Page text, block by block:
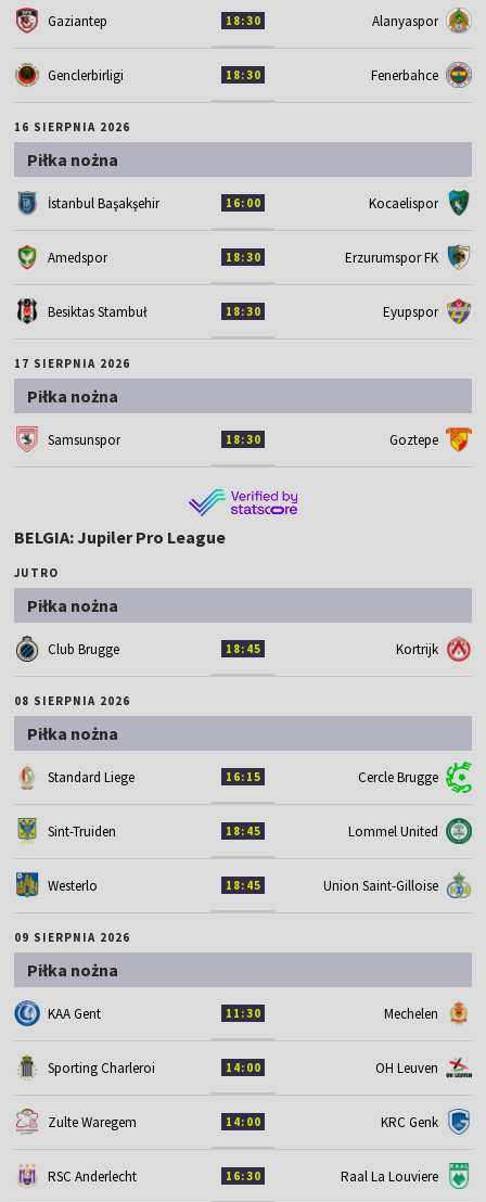
Gaziantep 18:30 Alanyaspor
Genclerbirligi 18:30 Fenerbahce
16 SIERPNIA 2026
Piłka nożna
İstanbul Başakşehir 16:00 Kocaelispor
Amedspor 18:30 Erzurumspor FK
Besiktas Stambuł 18:30 Eyupspor
17 SIERPNIA 2026
Piłka nożna
Samsunspor 18:30 Goztepe
BELGIA: Jupiler Pro League
JUTRO
Piłka nożna
Club Brugge 18:45 Kortrijk
08 SIERPNIA 2026
Piłka nożna
Standard Liege 16:15 Cercle Brugge
Sint-Truiden 18:45 Lommel United
Westerlo 18:45 Union Saint-Gilloise
09 SIERPNIA 2026
Piłka nożna
KAA Gent 11:30 Mechelen
Sporting Charleroi 14:00 OH Leuven
Zulte Waregem 14:00 KRC Genk
RSC Anderlecht 16:30 Raal La Louviere